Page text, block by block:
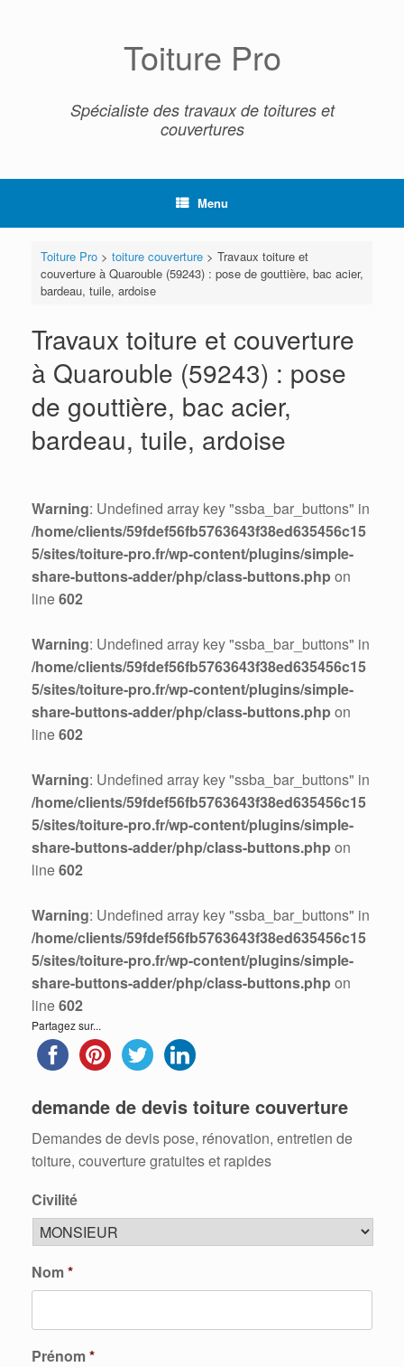
Toiture Pro
Spécialiste des travaux de toitures et
couvertures
Menu
Toiture Pro> toiture couverture> Travaux toiture et
couverture à Quarouble (59243) : pose de gouttière, bac acier,
bardeau, tuile, ardoise
Travaux toiture et couverture
à Quarouble (59243) : pose
de gouttière, bac acier,
bardeau, tuile, ardoise
Warning: Undefined array key "ssba_bar_buttons" in
/home/clients/59fdef56fb5763643f38ed635456c15
5/sites/toiture-pro.fr/wp-content/plugins/simple-
share-buttons-adder/php/class-buttons.php on
line602
Warning: Undefined array key "ssba_bar_buttons" in
/home/clients/59fdef56fb5763643f38ed635456c15
5/sites/toiture-pro.fr/wp-content/plugins/simple-
share-buttons-adder/php/class-buttons.php on
line602
Warning: Undefined array key "ssba_bar_buttons" in
/home/clients/59fdef56fb5763643f38ed635456c15
5/sites/toiture-pro.fr/wp-content/plugins/simple-
share-buttons-adder/php/class-buttons.php on
line602
Warning: Undefined array key "ssba_bar_buttons" in
/home/clients/59fdef56fb5763643f38ed635456c15
5/sites/toiture-pro.fr/wp-content/plugins/simple-
share-buttons-adder/php/class-buttons.php on
line602
Partagez sur...
demande de devis toiture couverture
Demandes de devis pose, rénovation, entretien de
toiture, couverture gratuites et rapides
Civilité
Nom*
Prénom*